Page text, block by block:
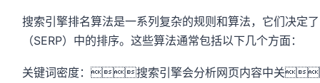
搜索引擎排名算法是一系列复杂的规则和算法，它们
（SERP）中的排序。这些算法通常包括以下几个方面：
关键词密度：搜索引擎会分析网页内容中关